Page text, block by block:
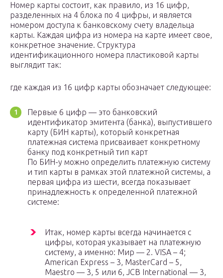
Номер карты состоит, как правило, из 16 цифр,
разделенных на 4 блока по 4 цифры, и является
номером доступа к банковскому счету владельца
карты. Каждая цифра из номера на карте имеет свое,
конкретное значение. Структура
идентификационного номера пластиковой карты
выглядит так:
где каждая из 16 цифр карты обозначает следующее:
Первые 6 цифр — это банковский
идентификатор эмитента (банка), выпустившего
карту (БИН карты), который конкретная
платежная система присваивает конкретному
банку под конкретный тип карт
По БИН-у можно определить платежную систему
и тип карты в рамках этой платежной системы, а
первая цифра из шести, всегда показывает
принадлежность к определенной платежной
системе:
Итак, номер карты всегда начинается с
цифры, которая указывает на платежную
систему, а именно: Мир — 2. VISA – 4;
American Express – 3, MasterCard – 5,
Maestro — 3, 5 или 6, JCB International — 3,